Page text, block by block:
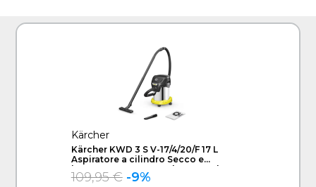
Kärcher
Kärcher KWD 3 S V-17/4/20/F 17 L
Aspiratore a cilindro Secco e
bagnato 1000 W Sacchetto per la
polvere
109,95 € -9%